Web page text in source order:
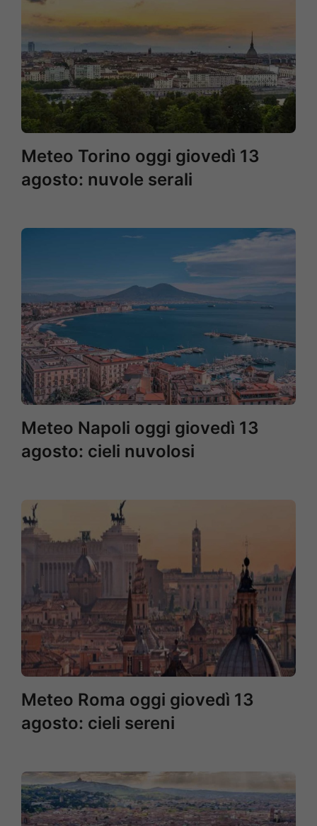
Meteo Torino oggi giovedì 13
agosto: nuvole serali
Meteo Napoli oggi giovedì 13
agosto: cieli nuvolosi
Meteo Roma oggi giovedì 13
agosto: cieli sereni